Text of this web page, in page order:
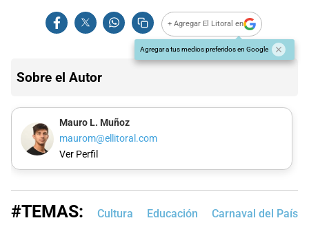
+ Agregar El Litoral en
Agregar a tus medios preferidos en Google
Sobre el Autor
Mauro L. Muñoz
maurom@ellitoral.com
Ver Perfil
#TEMAS: Cultura Educación Carnaval del País